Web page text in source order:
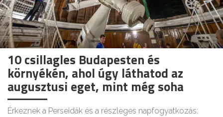
10 csillagles Budapesten és
környékén, ahol úgy láthatod az
augusztusi eget, mint még soha
Érkeznek a Perseidák és a részleges napfogyatkozás: